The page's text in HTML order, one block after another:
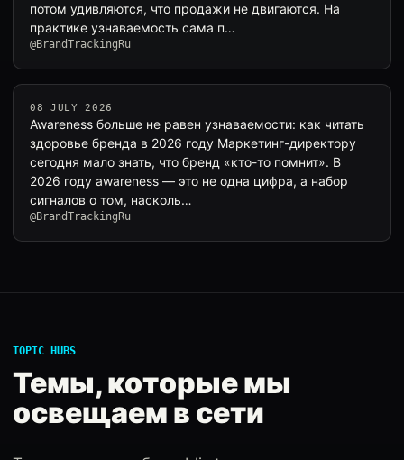
потом удивляются, что продажи не двигаются. На
практике узнаваемость сама п…
@BrandTrackingRu
08 JULY 2026
Awareness больше не равен узнаваемости: как читать
здоровье бренда в 2026 году Маркетинг-директору
сегодня мало знать, что бренд «кто-то помнит». В
2026 году awareness — это не одна цифра, а набор
сигналов о том, насколь…
@BrandTrackingRu
TOPIC HUBS
Темы, которые мы
освещаем в сети